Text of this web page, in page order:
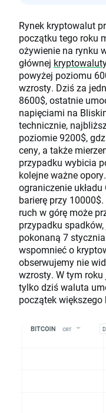
Rynek kryptowalut
początku tego roku
ożywienie na rynku
głównej
powyżej poziomu
wzrosty. Dziś za
8600$, ostatnie
napięciami na
technicznie,
poziomie 9200$,
ceny, a także
przypadku wybicia
kolejne ważne
ograniczenie
barierę przy
ruch w górę może
przypadku
pokonaną 7
wspomnieć o
obserwujemy nie
wzrosty. W tym
tylko dziś waluta
początek